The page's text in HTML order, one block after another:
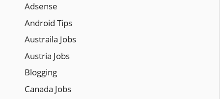
Adsense
Android Tips
Austraila Jobs
Austria Jobs
Blogging
Canada Jobs